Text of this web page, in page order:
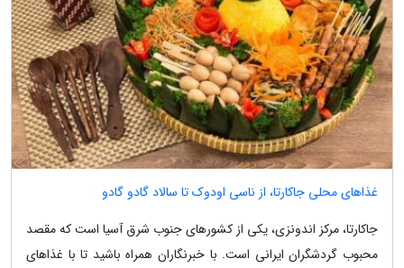
غذاهای محلی جاکارتا، از ناسی اودوک تا سالاد گادو گادو
جاکارتا، مرکز اندونزی، یکی از کشورهای جنوب شرق آسیا است که مقصد
محبوب گردشگران ایرانی است. با خبرنگاران همراه باشید تا با غذاهای